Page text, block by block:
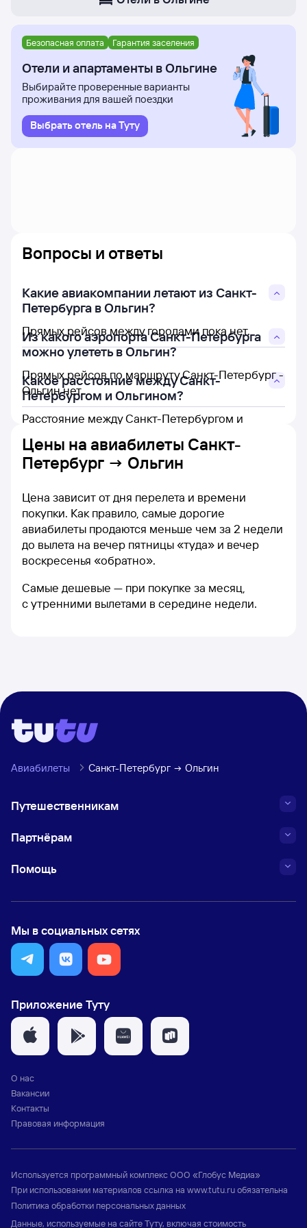
Безопасная оплата Гарантия заселения
Отели и апартаменты в Ольгине
Выбирайте проверенные варианты
проживания для вашей поездки
Выбрать отель на Туту
Вопросы и ответы
Какие авиакомпании летают из Санкт-
Петербурга в Ольгин?
Прямых рейсов между городами пока нет.
Из какого аэропорта Санкт-Петербурга
можно улететь в Ольгин?
Прямых рейсов по маршруту Санкт-Петербург -
Ольгин нет.
Какое расстояние между Санкт-
Петербургом и Ольгином?
Расстояние между Санкт-Петербургом и
Цены на авиабилеты Санкт-
Петербург → Ольгин
Цена зависит от дня перелета и времени
покупки. Как правило, самые дорогие
авиабилеты продаются меньше чем за 2 недели
до вылета на вечер пятницы «туда» и вечер
воскресенья «обратно».
Самые дешевые — при покупке за месяц,
с утренними вылетами в середине недели.
Авиабилеты Санкт-Петербург Ольгин
Путешественникам
Партнёрам
Помощь
Мы в социальных сетях
Приложение Туту
О нас
Вакансии
Контакты
Правовая информация
Используется программный комплексООО «Глобус Медиа»
При использовании материалов ссылка на www.tutu.ruобязательна
Политика обработки персональных данных
Данные, используемые на сайте Туту, включая стоимость